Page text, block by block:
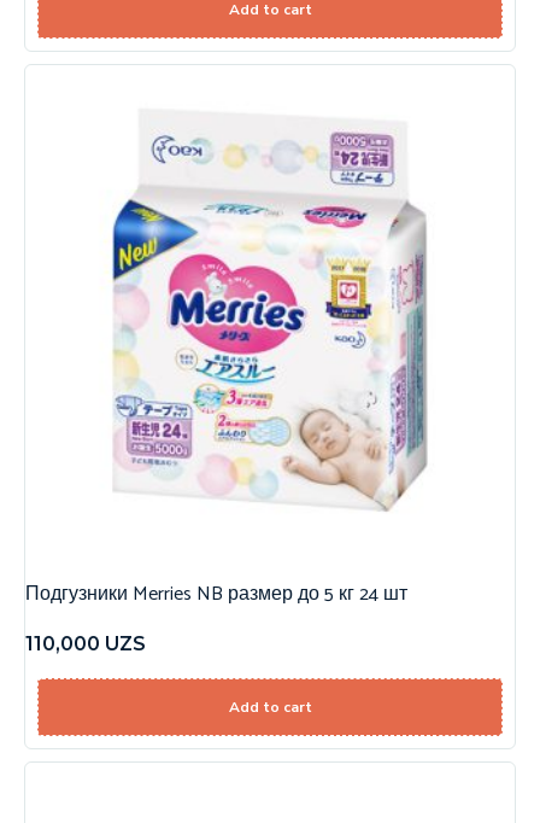
Add to cart
Подгузники Merries NB размер до 5 кг 24 шт
110,000 UZS
Add to cart